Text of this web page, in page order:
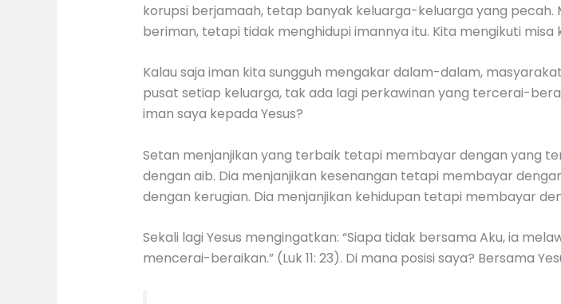
korupsi berjamaah, tetap banyak keluarga-keluarga yang
beriman, tetapi tidak menghidupi imannya itu. Kita mengikuti
Kalau saja iman kita sungguh mengakar dalam-dalam,
pusat setiap keluarga, tak ada lagi perkawinan yang tercerai-
iman saya kepada Yesus?
Setan menjanjikan yang terbaik tetapi membayar dengan yang
dengan aib. Dia menjanjikan kesenangan tetapi membayar
dengan kerugian. Dia menjanjikan kehidupan tetapi membayar
Sekali lagi Yesus mengingatkan: “Siapa tidak bersama Aku, ia
mencerai-beraikan.” (Luk 11: 23). Di mana posisi saya? Bersama